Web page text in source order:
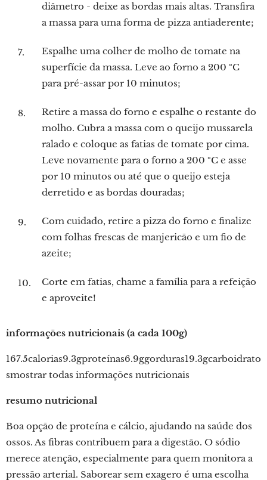
diâmetro - deixe as bordas mais altas. Transfira
a massa para uma forma de pizza antiaderente;
Espalhe uma colher de molho de tomate na
superfície da massa. Leve ao forno a 200 ºC
para pré-assar por 10 minutos;
Retire a massa do forno e espalhe o restante do
molho. Cubra a massa com o queijo mussarela
ralado e coloque as fatias de tomate por cima.
Leve novamente para o forno a 200 ºC e asse
por 10 minutos ou até que o queijo esteja
derretido e as bordas douradas;
Com cuidado, retire a pizza do forno e finalize
com folhas frescas de manjericão e um fio de
azeite;
Corte em fatias, chame a família para a refeição
e aproveite!
informações nutricionais (a cada 100g)
167.5calorias9.3gproteínas6.9ggorduras19.3gcarboidrato
smostrar todas informações nutricionais
resumo nutricional
Boa opção de proteína e cálcio, ajudando na saúde dos
ossos. As fibras contribuem para a digestão. O sódio
merece atenção, especialmente para quem monitora a
pressão arterial. Saborear sem exagero é uma escolha